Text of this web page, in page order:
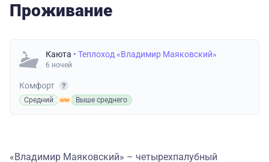
Проживание
Каюта • Теплоход «Владимир Маяковский»
6 ночей
Комфорт
Средний Выше среднего
«Владимир Маяковский» – четырехпалубный